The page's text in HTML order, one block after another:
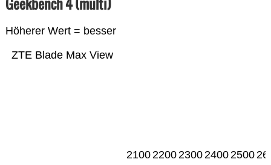
Höherer Wert = besser
ZTE Blade Max View
21002200230024002500